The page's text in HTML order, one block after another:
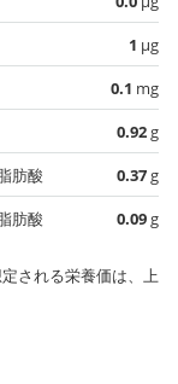
1 µg
0.1 mg
0.92g
肪酸
0.37g
肪酸
0.09g
される栄養価は、上